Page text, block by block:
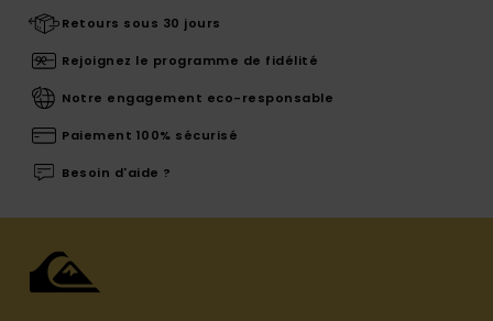
Retours sous 30 jours
Rejoignez le programme de fidélité
Notre engagement eco-responsable
Paiement 100% sécurisé
Besoin d'aide ?